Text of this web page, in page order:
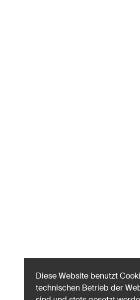
Diese Website benutzt
technischen Betrieb der